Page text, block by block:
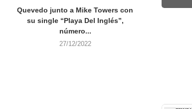
Quevedo junto a Mike Towers con
su single “Playa Del Inglés”,
número...
27/12/2022